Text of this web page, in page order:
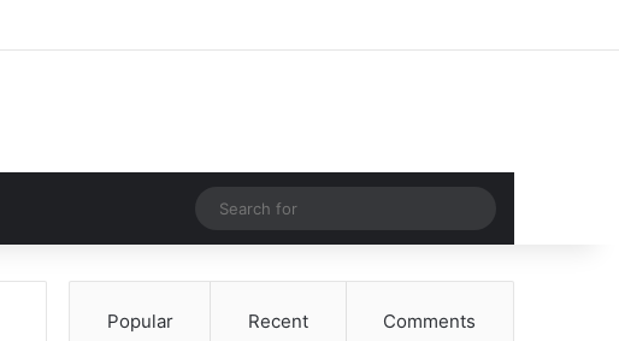
Random Article
for
Popular Recent Comments